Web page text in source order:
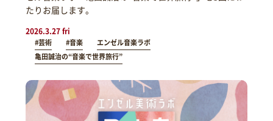
たりお届します。
2026.3.27 fri
#芸術 #音楽
エンゼル音楽ラボ
亀田誠治の“音楽で世界旅行”